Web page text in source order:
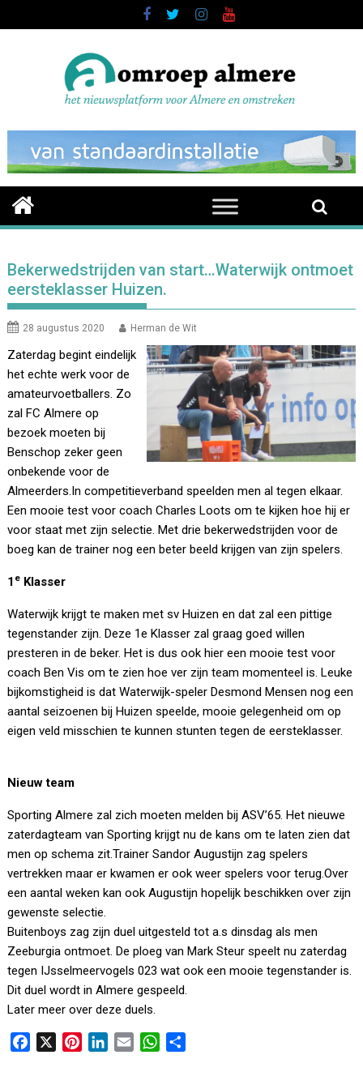
to
Bekerwedstrijden van start…Waterwijk ontmoet
eersteklasser Huizen.
28 augustus 2020 Herman de Wit
Zaterdag begint eindelijk
het echte werk voor de
amateurvoetballers. Zo
zal FC Almere op
bezoek moeten bij
Benschop zeker geen
onbekende voor de
Almeerders.In competitieverband speelden men al tegen elkaar.
Een mooie test voor coach Charles Loots om te kijken hoe hij er
voor staat met zijn selectie. Met drie bekerwedstrijden voor de
boeg kan de trainer nog een beter beeld krijgen van zijn spelers.
1 e Klasser
Waterwijk krijgt te maken met sv Huizen en dat zal een pittige
tegenstander zijn. Deze 1e Klasser zal graag goed willen
presteren in de beker. Het is dus ook hier een mooie test voor
coach Ben Vis om te zien hoe ver zijn team momenteel is. Leuke
bijkomstigheid is dat Waterwijk-speler Desmond Mensen nog een
aantal seizoenen bij Huizen speelde, mooie gelegenheid om op
eigen veld misschien te kunnen stunten tegen de eersteklasser.
Nieuw team
Sporting Almere zal zich moeten melden bij ASV’65. Het nieuwe
zaterdagteam van Sporting krijgt nu de kans om te laten zien dat
men op schema zit.Trainer Sandor Augustijn zag spelers
vertrekken maar er kwamen er ook weer spelers voor terug.Over
een aantal weken kan ook Augustijn hopelijk beschikken over zijn
gewenste selectie.
Buitenboys zag zijn duel uitgesteld tot a.s dinsdag als men
Zeeburgia ontmoet. De ploeg van Mark Steur speelt nu zaterdag
tegen IJsselmeervogels 023 wat ook een mooie tegenstander is.
Dit duel wordt in Almere gespeeld.
Later meer over deze duels.
W